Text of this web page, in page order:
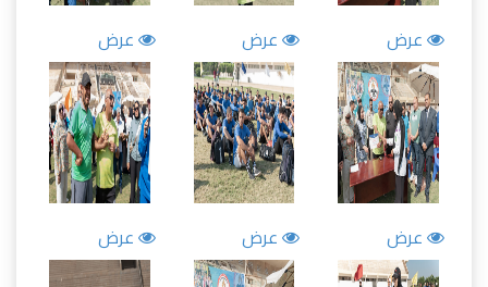
عرض عرض عرض
عرض عرض عرض